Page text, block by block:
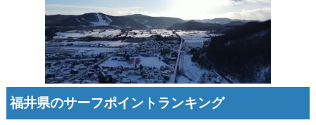
福井県のサーフポイントランキング